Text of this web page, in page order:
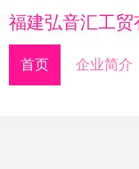
福建弘音汇工贸
首页 企业简介